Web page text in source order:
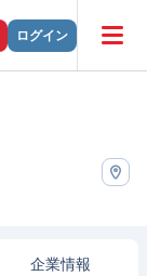
ログイン
企業情報